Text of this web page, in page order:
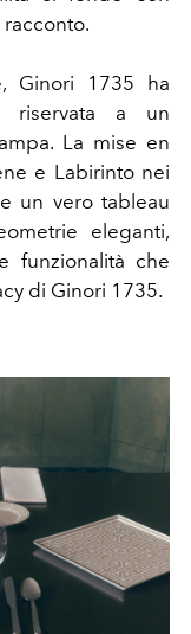
racconto.
Ginori 1735 ha
a un
La mise en
e Labirinto nei
un vero tableau
eleganti,
funzionalità che
di Ginori 1735.